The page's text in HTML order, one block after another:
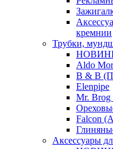
кремнии
Трубки,
Aldo
B & B
Elenpipe
Mr.
Falcon
Аксессуары